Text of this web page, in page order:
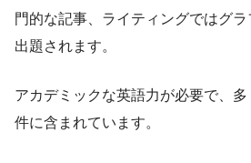
門的な記事、ライティングではグ
出題されます。
アカデミックな英語力が必要で、
件に含まれています。